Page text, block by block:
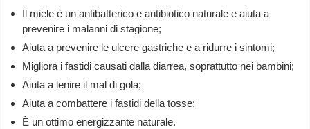
Il miele è un antibatterico e antibiotico naturale e aiuta a
prevenire i malanni di stagione;
Aiuta a prevenire le ulcere gastriche e a ridurre i sintomi;
Migliora i fastidi causati dalla diarrea, soprattutto nei bambini;
Aiuta a lenire il mal di gola;
Aiuta a combattere i fastidi della tosse;
È un ottimo energizzante naturale.